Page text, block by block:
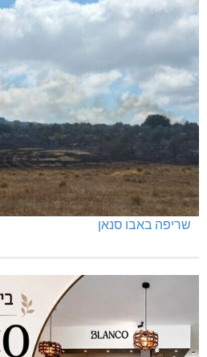
כפר ורדים: סברס למען הדמוקרטיה